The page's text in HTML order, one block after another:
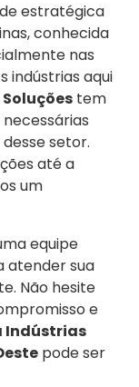
estratégica
conhecida
nas
indústrias aqui
Soluções tem
setor.
até a
um
equipe
atender sua
Não hesite
e
Indústrias
pode ser